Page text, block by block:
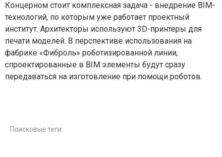
Концерном стоит комплексная задача - внедрение BIM-
технологий, по которым уже работает проектный
институт. Архитекторы используют 3D-принтеры для
печати моделей. В перспективе использования на
фабрике «Фиброль» роботизированной линии,
спроектированные в BIM элементы будут сразу
передаваться на изготовление при помощи роботов.
Поисковые теги: